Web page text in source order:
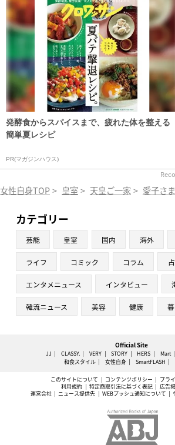
発酵食からスパイスまで、疲れた体を整える
簡単夏レシピ
PR(マガジンハウス)
女性自身TOP > 皇室 > 天皇ご一家 > 愛子さま
カテゴリー
芸能 皇室 国内 海外
ライフ コミック コラム
エンタメニュース インタビュー
韓流ニュース 美容 健康
Official Site
JJ CLASSY. VERY STORY HERS Mart
和食スタイル
女性自身 SmartFLASH
このサイトについて コンテンツポリシー
プラ
利用規約
特定商取引法に基づく表記
広告
運営会社
ニュース提供先 WEBプッシュ通知について